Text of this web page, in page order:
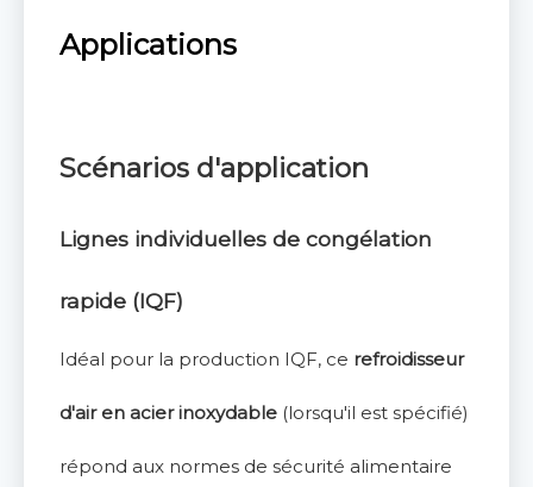
Applications
Scénarios d'application
Lignes individuelles de congélation
rapide (IQF)
Idéal pour la production IQF, ce refroidisseur
d'air en acier inoxydable (lorsqu'il est spécifié)
répond aux normes de sécurité alimentaire